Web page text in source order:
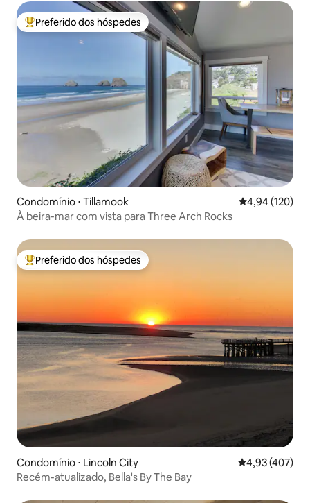
Entre os melhores preferidos dos hóspedes
Preferido dos hóspedes
Condomínio ⋅ Tillamook 4,94 de uma
4,94 (120)
À beira-mar com vista para Three Arch Rocks
Entre os melhores preferidos dos hóspedes
Preferido dos hóspedes
Condomínio ⋅ Lincoln City 4,93 de uma
4,93 (407)
Recém-atualizado, Bella's By The Bay